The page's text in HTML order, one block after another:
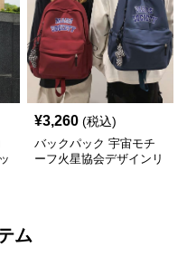
¥3,260 (税込)
バックパック 宇宙モチ
ーフ火星協会デザインリ
ム